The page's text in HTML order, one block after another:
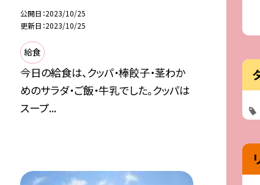
公開日 2023/10/25
更新日 2023/10/25
給食
今日の給食は、クッパ・棒餃子・茎わか
めのサラダ・ご飯・牛乳でした。クッパは
スープ...